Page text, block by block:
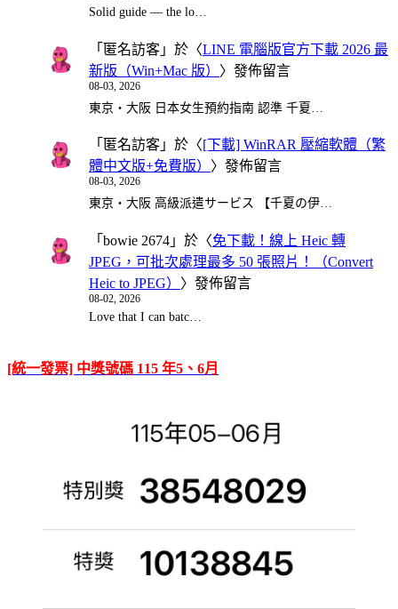
Solid guide — the lo…
「 匿名訪客 」於〈LINE 電腦版官方下載 2026 最
新版（Win+Mac 版） 〉發佈留言
08-03, 2026
東京・大阪 日本女生預約指南 認準 千夏…
「 匿名訪客 」於〈[下載] WinRAR 壓縮軟體（繁
體中文版+免費版） 〉發佈留言
08-03, 2026
東京・大阪 高級派遣サービス 【千夏の伊…
「 bowie 2674 」於〈免下載！線上 Heic 轉
JPEG，可批次處理最多 50 張照片！（Convert
Heic to JPEG） 〉發佈留言
08-02, 2026
Love that I can batc…
[統一發票] 中獎號碼 115 年5、6月